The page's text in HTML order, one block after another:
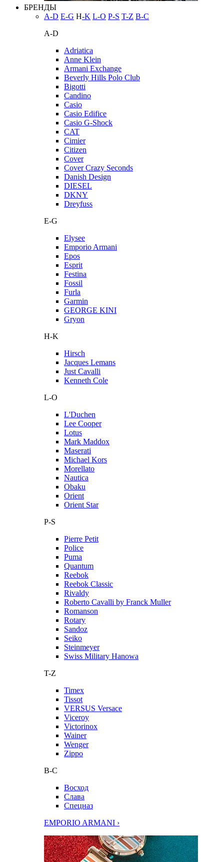
БРЕНДЫ
A-D E-G H-K L-O P-S T-Z В-С
A-D
Adriatica
Anne Klein
Armani Exchange
Beverly Hills Polo Club
Bigotti
Candino
Casio
Casio Edifice
Casio G-Shock
CAT
Cimier
Citizen
Cover
Cover Crazy Seconds
Danish Design
DIESEL
DKNY
Dreyfuss
E-G
Elysee
Emporio Armani
Epos
Esprit
Festina
Fossil
Furla
Garmin
GEORGE KINI
Gryon
H-K
Hirsch
Jacques Lemans
Just Cavalli
Kenneth Cole
L-O
L'Duchen
Lee Cooper
Lotus
Mark Maddox
Maserati
Michael Kors
Morellato
Nautica
Obaku
Orient
Orient Star
P-S
Pierre Petit
Police
Puma
Quantum
Reebok
Reebok Classic
Rivaldy
Roberto Cavalli by Franck Muller
Romanson
Rotary
Sandoz
Seiko
Steinmeyer
Swiss Military Hanowa
T-Z
Timex
Tissot
VERSUS Versace
Viceroy
Victorinox
Wainer
Wenger
Zippo
В-С
Восход
Слава
Спецназ
EMPORIO ARMANI ›